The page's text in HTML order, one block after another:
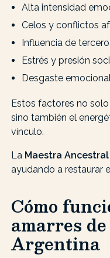
Alta intensidad
Celos y conflictos
Influencia de
Estrés y presión
Desgaste emocional
Estos factores no
sino también el
vínculo.
La Maestra Ancestral
ayudando a restaurar
Cómo
amarres
Argentina